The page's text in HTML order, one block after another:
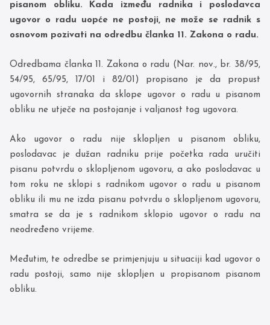
pisanom obliku. Kada između radnika i poslodavca
ugovor o radu uopće ne postoji, ne može se radnik s
osnovom pozivati na odredbu članka 11. Zakona o radu.
Odredbama članka 11. Zakona o radu (Nar. nov., br. 38/95,
54/95, 65/95, 17/01 i 82/01) propisano je da propust
ugovornih stranaka da sklope ugovor o radu u pisanom
obliku ne utječe na postojanje i valjanost tog ugovora.
Ako ugovor o radu nije sklopljen u pisanom obliku,
poslodavac je dužan radniku prije početka rada uručiti
pisanu potvrdu o sklopljenom ugovoru, a ako poslodavac u
tom roku ne sklopi s radnikom ugovor o radu u pisanom
obliku ili mu ne izda pisanu potvrdu o sklopljenom ugovoru,
smatra se da je s radnikom sklopio ugovor o radu na
neodređeno vrijeme.
Međutim, te odredbe se primjenjuju u situaciji kad ugovor o
radu postoji, samo nije sklopljen u propisanom pisanom
obliku.